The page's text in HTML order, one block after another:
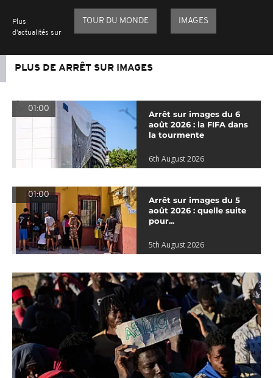
Plus
d'actualités sur
TOUR DU MONDE IMAGES
PLUS DE ARRÊT SUR IMAGES
01:00
Arrêt sur images du 6
août 2026 : la FIFA dans
la tourmente
6th August 2026
01:00
Arrêt sur images du 5
août 2026 : quelle suite
pour...
5th August 2026